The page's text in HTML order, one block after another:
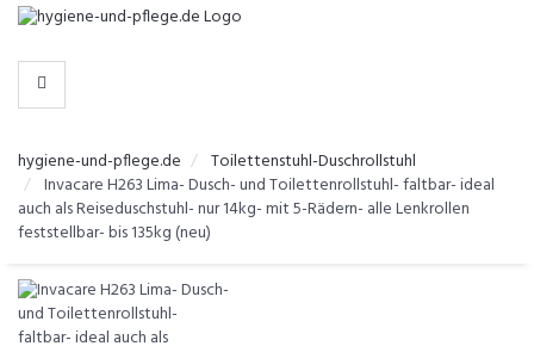
-
KATEGORIEN
hygiene-und-pflege.de
Toilettenstuhl-Duschrollstuhl
Invacare H263 Lima- Dusch- und Toilettenrollstuhl- faltbar- ideal
auch als Reiseduschstuhl- nur 14kg- mit 5-Rädern- alle Lenkrollen
feststellbar- bis 135kg (neu)